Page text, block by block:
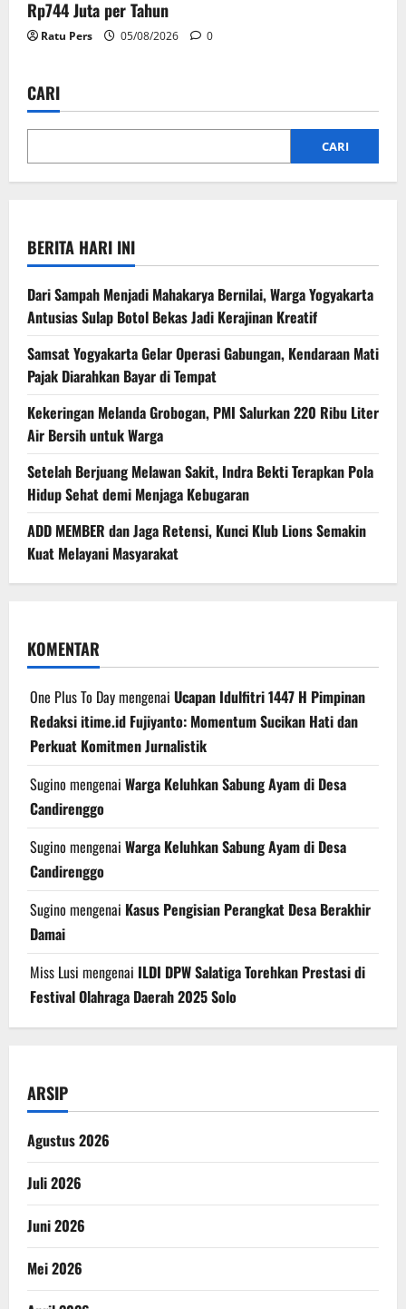
Rp744 Juta per Tahun
Ratu Pers 05/08/2026 0
CARI
CARI
BERITA HARI INI
Dari Sampah Menjadi Mahakarya Bernilai, Warga Yogyakarta
Antusias Sulap Botol Bekas Jadi Kerajinan Kreatif
Samsat Yogyakarta Gelar Operasi Gabungan, Kendaraan Mati
Pajak Diarahkan Bayar di Tempat
Kekeringan Melanda Grobogan, PMI Salurkan 220 Ribu Liter
Air Bersih untuk Warga
Setelah Berjuang Melawan Sakit, Indra Bekti Terapkan Pola
Hidup Sehat demi Menjaga Kebugaran
ADD MEMBER dan Jaga Retensi, Kunci Klub Lions Semakin
Kuat Melayani Masyarakat
KOMENTAR
One Plus To Daymengenai Ucapan Idulfitri 1447 H Pimpinan
Redaksi itime.id Fujiyanto: Momentum Sucikan Hati dan
Perkuat Komitmen Jurnalistik
Sugino mengenai Warga Keluhkan Sabung Ayam di Desa
Candirenggo
Sugino mengenai Warga Keluhkan Sabung Ayam di Desa
Candirenggo
Sugino mengenai Kasus Pengisian Perangkat Desa Berakhir
Damai
Miss Lusi mengenai ILDI DPW Salatiga Torehkan Prestasi di
Festival Olahraga Daerah 2025 Solo
ARSIP
Agustus 2026
Juli 2026
Juni 2026
Mei 2026